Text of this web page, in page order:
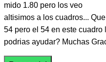
mido 1.80 pero los veo
altisimos a los cuadros...
54 pero el 54 en este
podrias ayudar? Muchas